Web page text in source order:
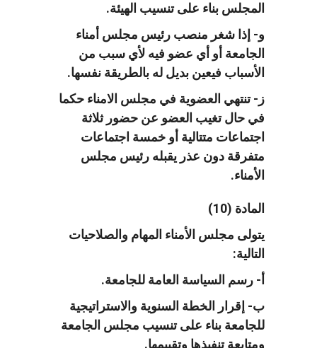
المجلس بناء على تنسيب الهيئة.
و- إذا شغر منصب رئيس مجلس أمناء
الجامعة أو أي عضو فيه لأي سبب من
الأسباب فيعين بديل له بالطريقة نفسها.
ز- تنتهي العضوية في مجلس الامناء حكما
في حال تغيب العضو عن حضور ثلاثة
اجتماعات متتالية أو خمسة اجتماعات
متفرقة دون عذر يقبله رئيس مجلس
الأمناء.
المادة (10)
يتولى مجلس الأمناء المهام والصلاحيات
التالية:
أ- رسم السياسة العامة للجامعة.
ب- إقرار الخطة السنوية والاستراتيجية
للجامعة بناء على تنسيب مجلس الجامعة
ومتابعة تنفيذها وتقييمها.